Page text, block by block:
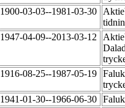
1900-03-03--1981-03-30
1947-04-09--2013-03-12
1916-08-25--1987-05-19
1941-01-30--1966-06-30